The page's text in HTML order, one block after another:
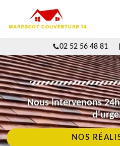
02 52 56 48 81
Nous intervenons
NOS